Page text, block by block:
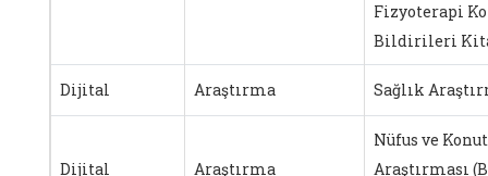
Fizyoterapi
Bildirileri
Dijital Araştırma Sağlık
Dijital Araştırma
Nüfus ve Konut
Araştırması